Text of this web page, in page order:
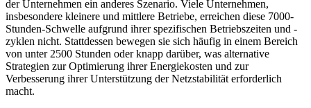
der Unternehmen ein anderes Szenario. Viele Unternehmen,
insbesondere kleinere und mittlere Betriebe, erreichen diese 7000-
Stunden-Schwelle aufgrund ihrer spezifischen Betriebszeiten und -
zyklen nicht. Stattdessen bewegen sie sich häufig in einem Bereich
von unter 2500 Stunden oder knapp darüber, was alternative
Strategien zur Optimierung ihrer Energiekosten und zur
Verbesserung ihrer Unterstützung der Netzstabilität erforderlich
macht.